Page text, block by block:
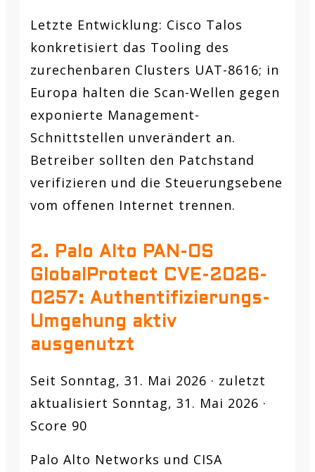
Letzte Entwicklung: Cisco Talos
konkretisiert das Tooling des
zurechenbaren Clusters UAT-8616; in
Europa halten die Scan-Wellen gegen
exponierte Management-
Schnittstellen unverändert an.
Betreiber sollten den Patchstand
verifizieren und die Steuerungsebene
vom offenen Internet trennen.
2. Palo Alto PAN-OS
GlobalProtect CVE-2026-
0257: Authentifizierungs-
Umgehung aktiv
ausgenutzt
Seit Sonntag, 31. Mai 2026 · zuletzt
aktualisiert Sonntag, 31. Mai 2026 ·
Score 90
Palo Alto Networks und CISA